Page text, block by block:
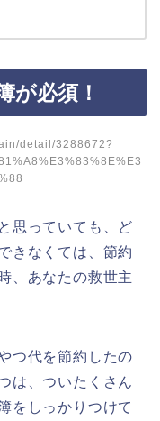
が必須！
detail/3288672?
思っていても、ど
きなくては、節約
、あなたの救世主
つ代を節約したの
は、ついたくさん
をしっかりつけて